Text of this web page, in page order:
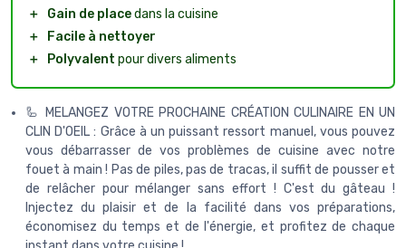
＋
Gain de placedans la cuisine
＋
Facile à nettoyer
＋
Polyvalent pour divers aliments
🦾 MELANGEZ VOTRE PROCHAINE CRÉATION CULINAIRE EN UN
CLIN D'OEIL : Grâce à un puissant ressort manuel, vous pouvez
vous débarrasser de vos problèmes de cuisine avec notre
fouet à main ! Pas de piles, pas de tracas, il suffit de pousser et
de relâcher pour mélanger sans effort ! C'est du gâteau !
Injectez du plaisir et de la facilité dans vos préparations,
économisez du temps et de l'énergie, et profitez de chaque